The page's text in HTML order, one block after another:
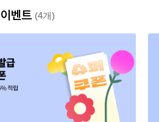
벤트 (4개)